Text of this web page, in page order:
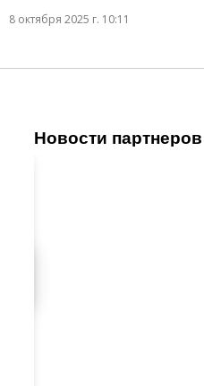
8 октября 2025 г. 10:11
Новости партнеров